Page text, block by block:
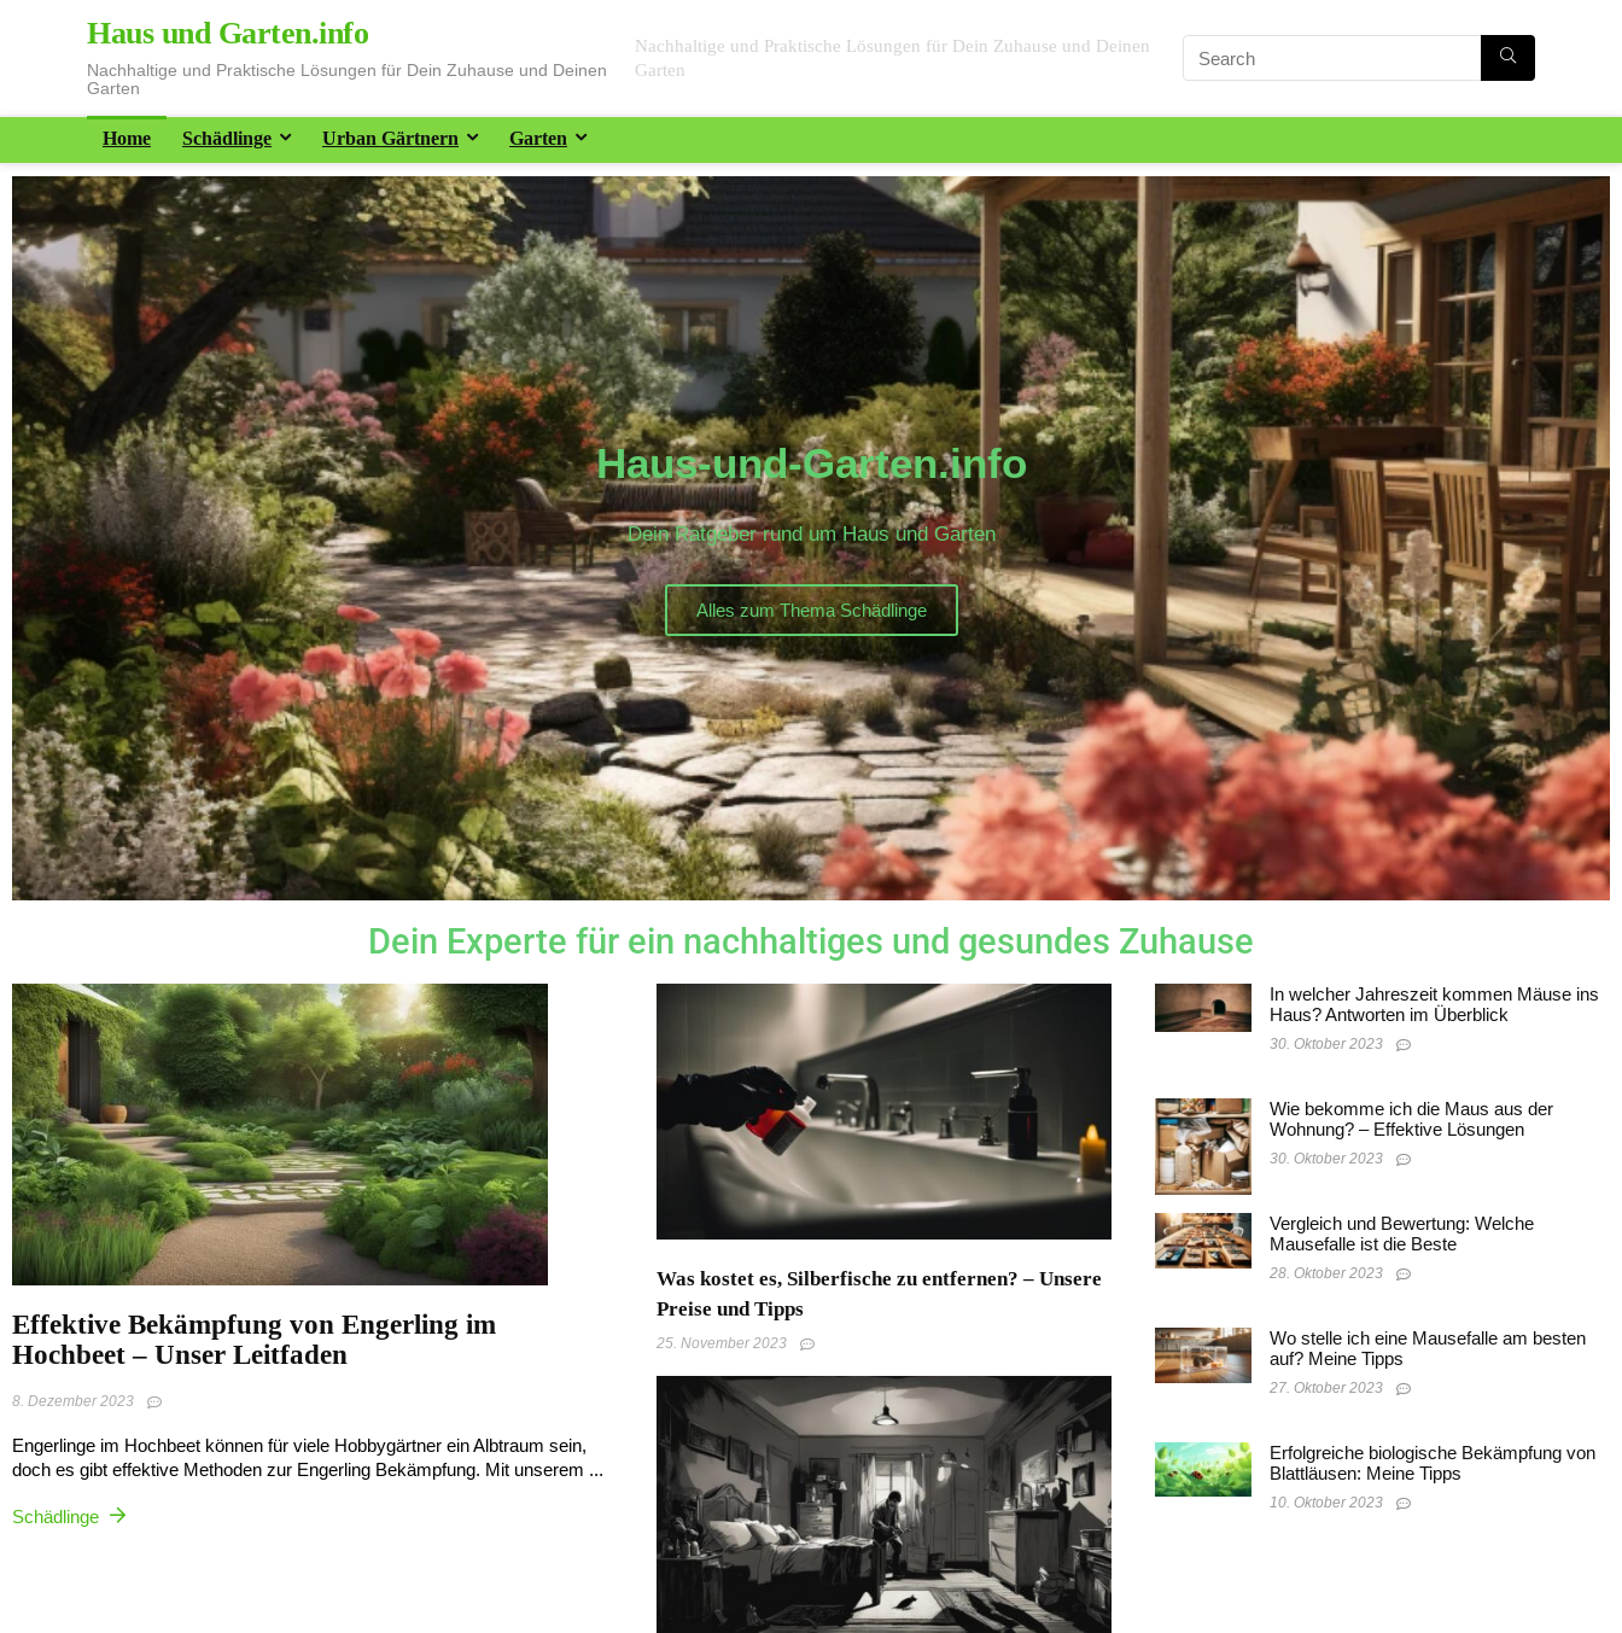
Haus und Garten.info
Nachhaltige und Praktische Lösungen für Dein Zuhause und Deinen
Garten
Nachhaltige und Praktische Lösungen für Dein Zuhause und Deinen
Garten
Home Schädlinge Urban Gärtnern Garten
Haus-und-Garten.info
Dein Ratgeber rund um Haus und Garten
Alles zum Thema Schädlinge
Dein Experte für ein nachhaltiges und gesundes Zuhause
Effektive Bekämpfung von Engerling im
Hochbeet – Unser Leitfaden
8. Dezember 2023
Engerlinge im Hochbeet können für viele Hobbygärtner ein Albtraum sein,
doch es gibt effektive Methoden zur Engerling Bekämpfung. Mit unserem ...
Schädlinge
Was kostet es, Silberfische zu entfernen? – Unsere
Preise und Tipps
25. November 2023
In welcher Jahreszeit kommen Mäuse ins
Haus? Antworten im Überblick
30. Oktober 2023
Wie bekomme ich die Maus aus der
Wohnung? – Effektive Lösungen
30. Oktober 2023
Vergleich und Bewertung: Welche
Mausefalle ist die Beste
28. Oktober 2023
Wo stelle ich eine Mausefalle am besten
auf? Meine Tipps
27. Oktober 2023
Erfolgreiche biologische Bekämpfung von
Blattläusen: Meine Tipps
10. Oktober 2023